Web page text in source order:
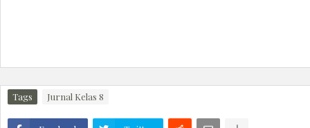
Tags Jurnal Kelas 8